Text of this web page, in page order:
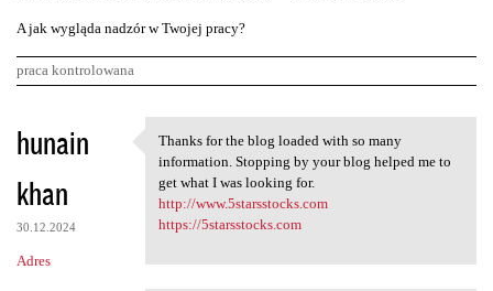
A jak wygląda nadzór w Twojej pracy?
praca kontrolowana
K
o
m
e
n
hunain
khan
30.12.2024
Adres
Thanks for the blog loaded
Thanks for the blog loaded with so many
information. Stopping by your blog helped me to
get what I was looking for.
http://www.5starsstocks.com
https://5starsstocks.com